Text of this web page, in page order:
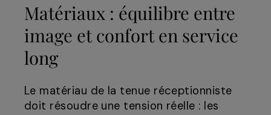
Matériaux : équilibre entre
image et confort en service
long
Le matériau de la tenue réceptionniste
doit résoudre une tension réelle : les